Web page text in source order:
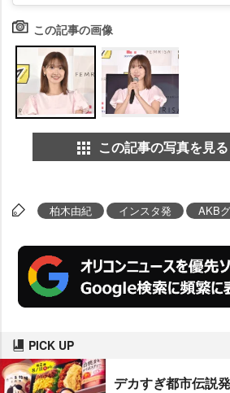
この記事の画像
この記事の写真を見る
柏木由紀 インスタ発 AKB
PICK UP
デカすぎ都市伝説